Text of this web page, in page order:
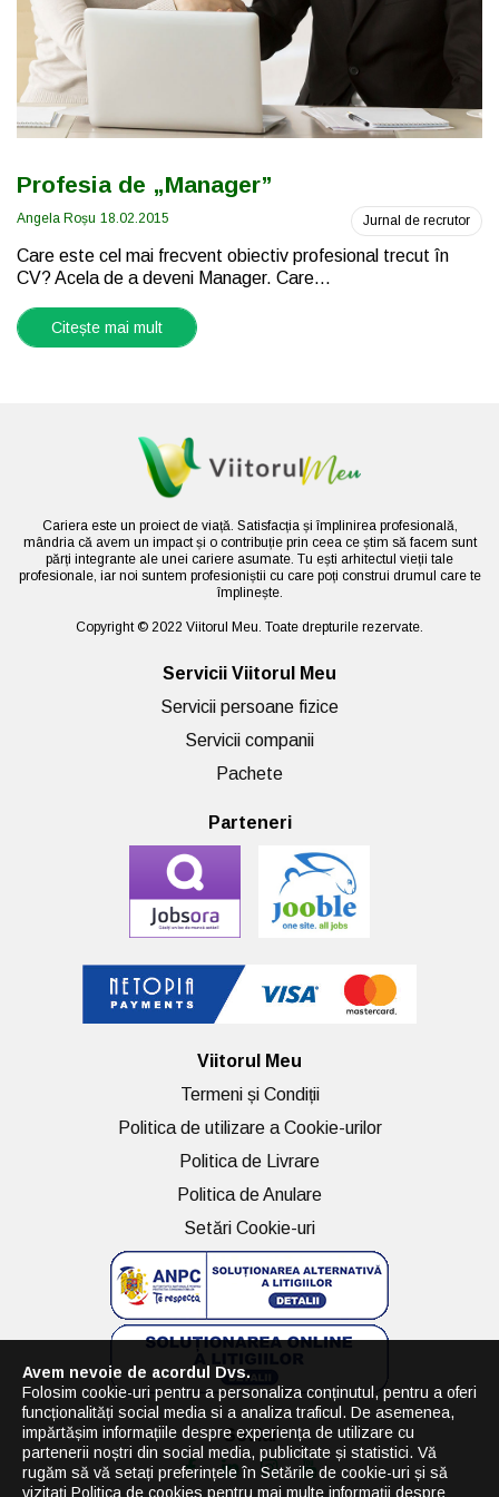
Profesia de „Manager”
Angela Roșu 18.02.2015 Jurnal de recrutor
Care este cel mai frecvent obiectiv profesional trecut în
CV? Acela de a deveni Manager. Care...
Citește mai mult
Cariera este un proiect de viață. Satisfacția și împlinirea profesională,
mândria că avem un impact și o contribuție prin ceea ce știm să facem sunt
părți integrante ale unei cariere asumate. Tu ești arhitectul vieții tale
profesionale, iar noi suntem profesioniștii cu care poți construi drumul care te
împlinește.
Copyright © 2022 Viitorul Meu. Toate drepturile rezervate.
Servicii Viitorul Meu
Servicii persoane fizice
Servicii companii
Pachete
Parteneri
Viitorul Meu
Termeni și Condiții
Politica de utilizare a Cookie-urilor
Politica de Livrare
Politica de Anulare
Setări Cookie-uri
Social
Avem nevoie de acordul Dvs.
Folosim cookie-uri pentru a personaliza conținutul, pentru a oferi
funcționalități social media si a analiza traficul. De asemenea,
impărtășim informațiile despre experiența de utilizare cu
partenerii noștri din social media, publicitate și statistici. Vă
rugăm să vă setați preferințele în Setările de cookie-uri și să
vizitați Politica de cookies pentru mai multe informații despre